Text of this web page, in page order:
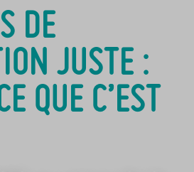
DE
JUSTE :
QUE C’EST